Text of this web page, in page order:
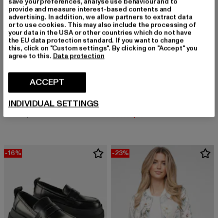
BRANDIT
Fast Closure
EUR 15,99
Derzeitiger Preis: EUR 15,99
EUR 14,99
Derzeitiger Preis: EUR 14,99
-16% -23%
provide and measure interest-based contents and
advertising. In addition, we allow partners to extract data
or to use cookies. This may also include the processing of
your data in the USA or other countries which do not have
the EU data protection standard. If you want to change
this, click on "Custom settings". By clicking on "Accept" you
agree to this. Data protection
ACCEPT
INDIVIDUAL SETTINGS